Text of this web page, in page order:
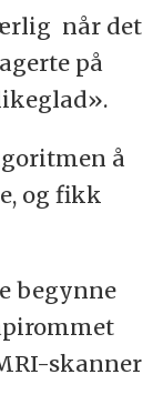
når det
på
å
og fikk
begynne
skanner